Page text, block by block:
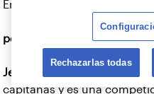
Entrenador: Michael Collins
personas mayores:
Jenna Costello
capitanas y es una
Rechazarlas todas